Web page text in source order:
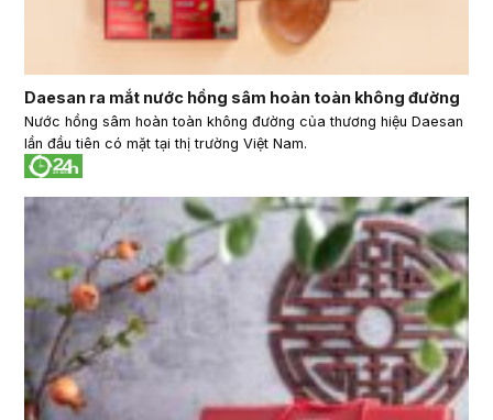
Daesan ra mắt nước hồng sâm hoàn toàn không đường
Nước hồng sâm hoàn toàn không đường của thương hiệu Daesan
lần đầu tiên có mặt tại thị trường Việt Nam.